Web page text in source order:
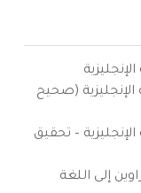
الإنجليزية (صحيح
– تحقيق
إلى اللغة